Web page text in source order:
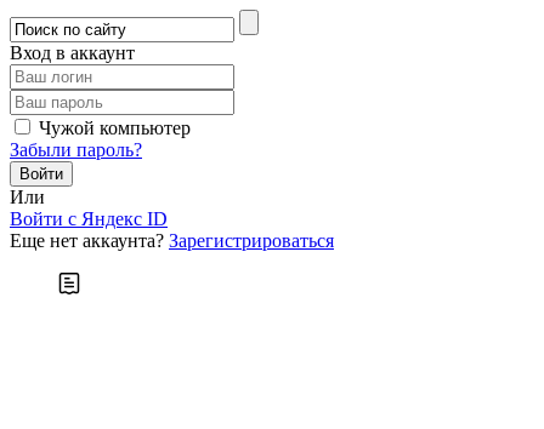
Вход в аккаунт
Чужой компьютер
Забыли пароль?
Или
Войти c Яндекс ID
Еще нет аккаунта? Зарегистрироваться